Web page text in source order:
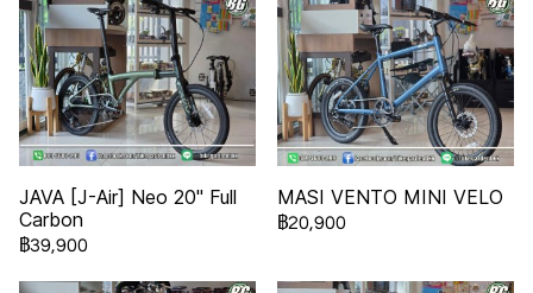
JAVA [J-Air] Neo 20" Full
Carbon
฿39,900
MASI VENTO MINI VELO
฿20,900